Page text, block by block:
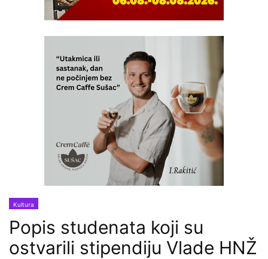
Kultura
Popis studenata koji su
ostvarili stipendiju Vlade HNŽ